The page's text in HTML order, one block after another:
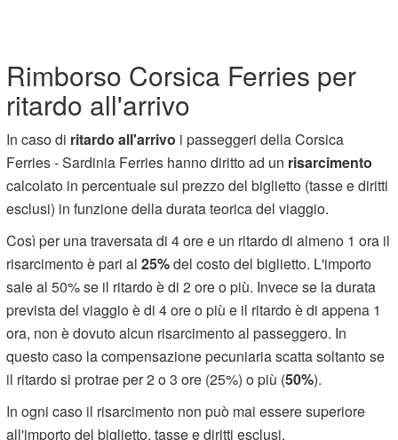
Rimborso Corsica Ferries per
ritardo all'arrivo
In caso di ritardo all'arrivo i passeggeri della Corsica
Ferries - Sardinia Ferries hanno diritto ad un risarcimento
calcolato in percentuale sul prezzo del biglietto (tasse e diritti
esclusi) in funzione della durata teorica del viaggio.
Così per una traversata di 4 ore e un ritardo di almeno 1 ora il
risarcimento è pari al25%del costo del biglietto. L'importo
sale al 50% se il ritardo è di 2 ore o più. Invece se la durata
prevista del viaggio è di 4 ore o più e il ritardo è di appena 1
ora, non è dovuto alcun risarcimento al passeggero. In
questo caso la compensazione pecuniaria scatta soltanto se
il ritardo si protrae per 2 o 3 ore (25%) o più (50%).
In ogni caso il risarcimento non può mai essere superiore
all'importo del biglietto, tasse e diritti esclusi.